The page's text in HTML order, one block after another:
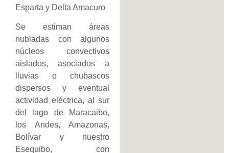
Esparta y Delta Amacuro
Se estiman áreas
nubladas con algunos
núcleos convectivos
aislados, asociados a
lluvias o chubascos
dispersos y eventual
actividad eléctrica, al sur
del lago de Maracaibo,
los Andes, Amazonas,
Bolívar y nuestro
Esequibo, con